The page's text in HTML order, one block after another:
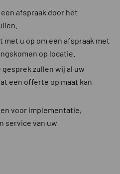
afspraak door het
met u op om een afspraak met
op locatie.
zullen wij al uw
een offerte op maat kan
voor implementatie,
service van uw